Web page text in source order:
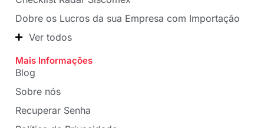
Dobre os Lucros da sua Empresa com Importação
Ver todos
Mais Informações
Blog
Sobre nós
Recuperar Senha